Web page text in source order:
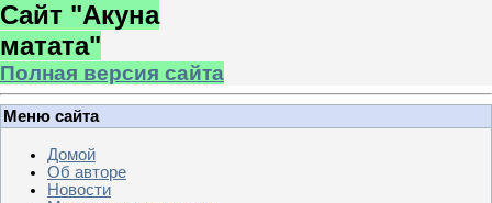
Сайт "Акуна
матата"
Полная версия сайта
Меню сайта
Домой
Об авторе
Новости